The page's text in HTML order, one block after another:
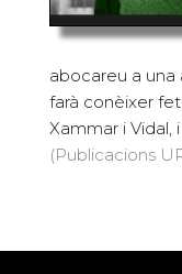
abocareu a
farà conèixer
Xammar i Vidal,
(Publicacions